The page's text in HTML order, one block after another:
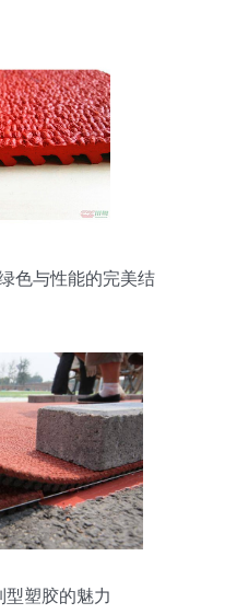
色与性能的完美结
型塑胶的魅力